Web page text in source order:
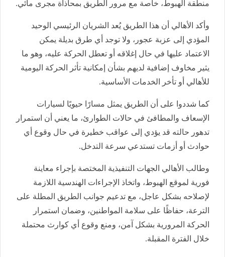
منطقة الهبوط، خاصة مع مرور الطريق بمحاذاة مجرى مائي.
وأكد الأهالي أن هذا الطريق يُعد الشريان الرئيسي الوحيد
المؤدي إلى عزبة عجور، ولا توجد أي طرق بديلة يمكن
الاعتماد عليها في حال إغلاقه أو تعطل الحركة عليه، وهو ما
يثير مخاوف إضافية لديهم بشأن إمكانية تأثر الحركة اليومية
للأهالي أو تأخر الخدمات الأساسية.
كما شددوا على أن الطريق يمثل مسارًا حيويًا لسيارات
الإسعاف والمطافئ في حالات الطوارئ، ما يعني أن استمرار
تدهور حالته قد يؤدي إلى عواقب خطيرة في حال وقوع أي
حوادث أو أزمات تستدعي سرعة التدخل.
وطالب الأهالي الجهات التنفيذية المختصة بإجراء معاينة
فورية لموقع الهبوط، واتخاذ الإجراءات الهندسية اللازمة
لإصلاحه بشكل عاجل، مع تدعيم جوانب الطريق المطلة على
الترعة، حفاظًا على سلامة المواطنين، وضمان استمرار
الحركة المرورية بشكل آمن، ومنع وقوع أي كوارث محتملة
خلال الفترة المقبلة.